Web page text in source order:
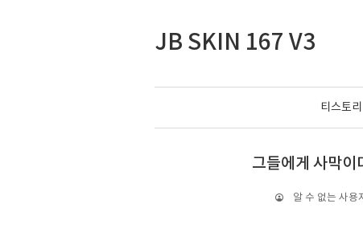
JB SKIN 167 V3
티스토리
그들에게 사막이
알 수 없는 사용